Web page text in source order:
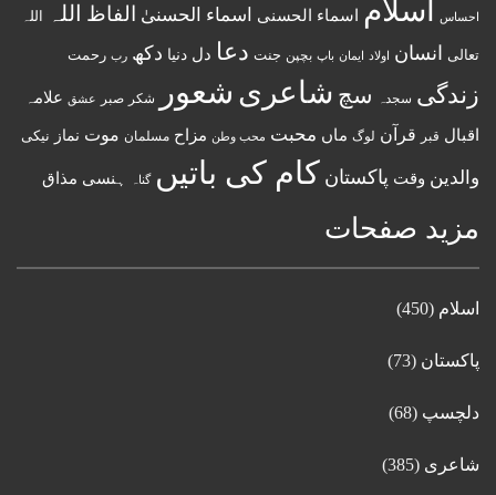
احساس اسلام اسماء الحسنى اسماء الحسنیٰ الفاظ اللہ اللہ
تعالی انسان اولاد ایمان باپ بچپن جنت دعا دل دنیا دکھ رب رحمت
زندگی سجدہ سچ شاعری شعور شکر صبر عشق علامہ
اقبال قبر قرآن لوگ ماں محبت محب وطن مزاح مسلمان موت نماز نیکی
والدین وقت پاکستان کام کی باتیں گناہ ہنسی مذاق
مزید صفحات
اسلام (450)
پاکستان (73)
دلچسپ (68)
شاعری (385)